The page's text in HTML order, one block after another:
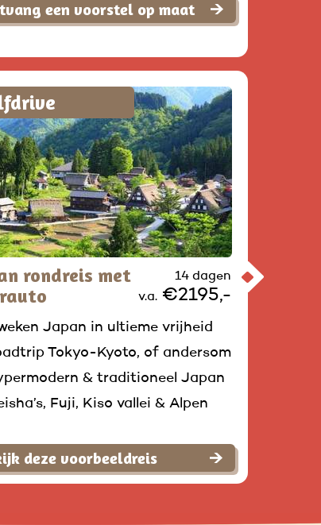
een voorstel op maat
rondreis met
14 dagen
v.a.€2195,-
Japan in ultieme vrijheid
Tokyo-Kyoto, of andersom
& traditioneel Japan
Fuji, Kiso vallei & Alpen
deze voorbeeldreis